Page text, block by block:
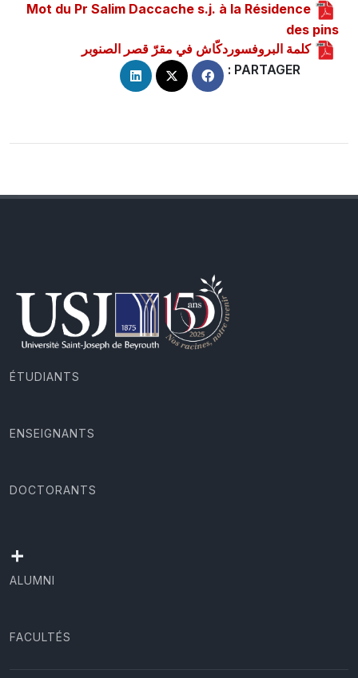
Mot du Pr Salim Daccache s.j. à la Résidence
des pins
كلمة البروفسوردكّاش في مقرّ قصر الصنوبر
PARTAGER :
ÉTUDIANTS
ENSEIGNANTS
DOCTORANTS
+
ALUMNI
FACULTÉS